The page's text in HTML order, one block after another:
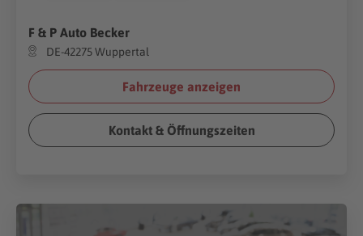
F & P Auto Becker
DE-42275 Wuppertal
Fahrzeuge anzeigen
Kontakt & Öffnungszeiten